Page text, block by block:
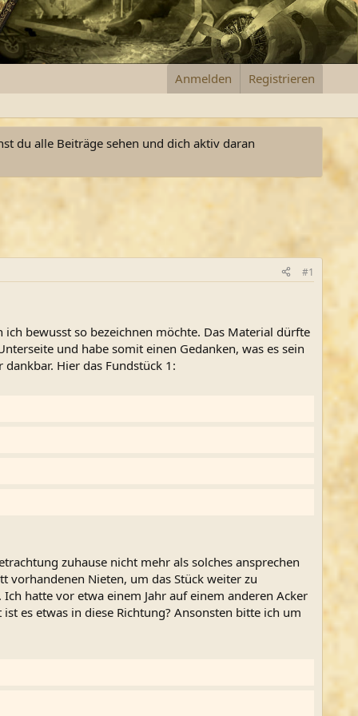
Anmelden Registrieren
du alle Beiträge sehen und dich aktiv daran
#1
bewusst so bezeichnen möchte. Das Material dürfte
und habe somit einen Gedanken, was es sein
Hier das Fundstück 1:
zuhause nicht mehr als solches ansprechen
Nieten, um das Stück weiter zu
hatte vor etwa einem Jahr auf einem anderen Acker
es etwas in diese Richtung? Ansonsten bitte ich um